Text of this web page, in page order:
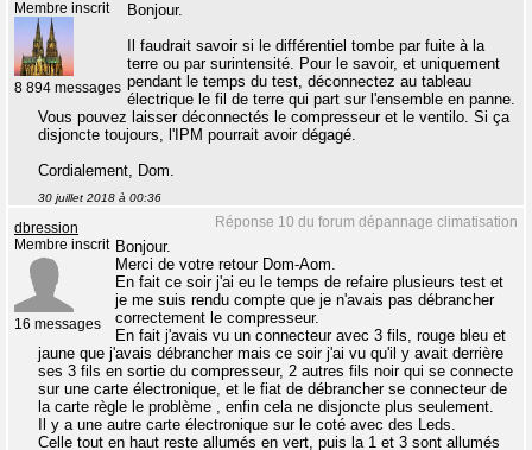
Membre inscrit
8 894 messages
Bonjour.
Il faudrait savoir si le différentiel tombe par fuite à la
terre ou par surintensité. Pour le savoir, et uniquement
pendant le temps du test, déconnectez au tableau
électrique le fil de terre qui part sur l'ensemble en panne.
Vous pouvez laisser déconnectés le compresseur et le ventilo. Si ça
disjoncte toujours, l'IPM pourrait avoir dégagé.
Cordialement, Dom.
30 juillet 2018 à 00:36
Réponse 10 du forum dépannage climatisation
dbression
Membre inscrit
16 messages
Bonjour.
Merci de votre retour Dom-Aom.
En fait ce soir j'ai eu le temps de refaire plusieurs test et
je me suis rendu compte que je n'avais pas débrancher
correctement le compresseur.
En fait j'avais vu un connecteur avec 3 fils, rouge bleu et
jaune que j'avais débrancher mais ce soir j'ai vu qu'il y avait derrière
ses 3 fils en sortie du compresseur, 2 autres fils noir qui se connecte
sur une carte électronique, et le fiat de débrancher se connecteur de
la carte règle le problème , enfin cela ne disjoncte plus seulement.
Il y a une autre carte électronique sur le coté avec des Leds.
Celle tout en haut reste allumés en vert, puis la 1 et 3 sont allumés